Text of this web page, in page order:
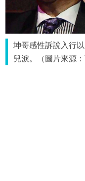
坤哥感性訴說入行
兒淚。（圖片來源：